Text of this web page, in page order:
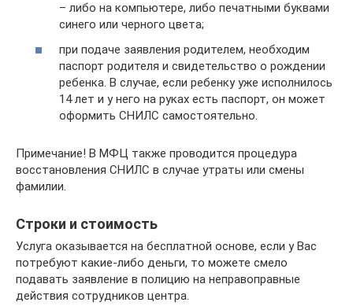
– либо на компьютере, либо печатными буквами
синего или черного цвета;
при подаче заявления родителем, необходим
паспорт родителя и свидетельство о рождении
ребенка. В случае, если ребенку уже исполнилось
14 лет и у него на руках есть паспорт, он может
оформить СНИЛС самостоятельно.
Примечание! В МФЦ также проводится процедура
восстановления СНИЛС в случае утраты или смены
фамилии.
Строки и стоимость
Услуга оказывается на бесплатной основе, если у Вас
потребуют какие-либо деньги, то можете смело
подавать заявление в полицию на неправоправные
действия сотрудников центра.